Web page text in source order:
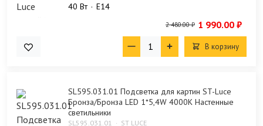
40 Bт E14
2 480.00 ₽ 1 990.00 ₽
В корзину
SL595.031.01 Подсветка для картин ST-Luce
Бронза/Бронза LED 1*5,4W 4000K Настенные
светильники
SL595.031.01 ST LUCE